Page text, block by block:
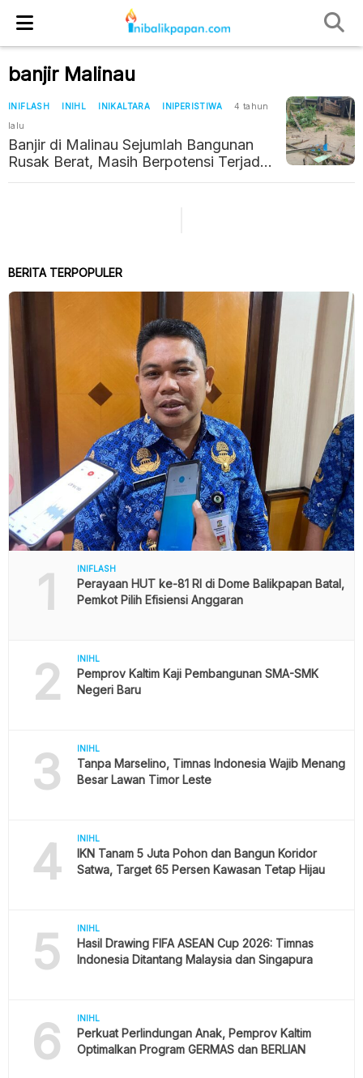
banjir Malinau
INIFLASH INIHL INIKALTARA INIPERISTIWA
4 tahun
lalu
Banjir di Malinau Sejumlah Bangunan
Rusak Berat, Masih Berpotensi Terjadi
Banjir Susulan
BERITA TERPOPULER
1 INIFLASH
Perayaan HUT ke-81 RI di Dome Balikpapan Batal,
Pemkot Pilih Efisiensi Anggaran
2 INIHL
Pemprov Kaltim Kaji Pembangunan SMA-SMK
Negeri Baru
3 INIHL
Tanpa Marselino, Timnas Indonesia Wajib Menang
Besar Lawan Timor Leste
4 INIHL
IKN Tanam 5 Juta Pohon dan Bangun Koridor
Satwa, Target 65 Persen Kawasan Tetap Hijau
5 INIHL
Hasil Drawing FIFA ASEAN Cup 2026: Timnas
Indonesia Ditantang Malaysia dan Singapura
6 INIHL
Perkuat Perlindungan Anak, Pemprov Kaltim
Optimalkan Program GERMAS dan BERLIAN